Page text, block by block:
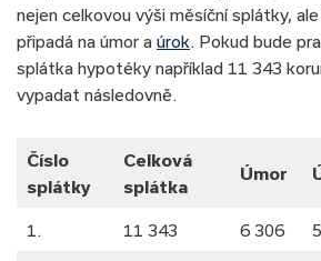
nejen celkovou výši měsíční splátky,
připadá na úmor a úrok. Pokud bude
splátka hypotéky například 11 343
vypadat následovně.
Číslo
splátky
Celková
splátka
Úmor
1. 11 343 6 306